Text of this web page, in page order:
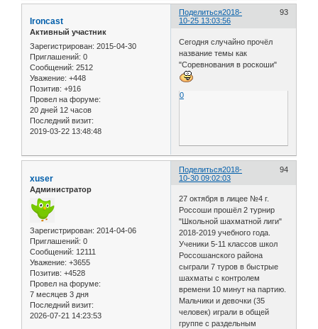
Поделиться 93
2018-
10-25 13:03:56
Ironcast
Активный участник
Зарегистрирован: 2015-04-30
Приглашений: 0
Сообщений: 2512
Уважение: +448
Позитив: +916
Провел на форуме:
20 дней 12 часов
Последний визит:
2019-03-22 13:48:48
Сегодня случайно прочёл
название темы как
"Соревнования в роскоши"
0
Поделиться 94
2018-
10-30 09:02:03
xuser
Администратор
Зарегистрирован: 2014-04-06
Приглашений: 0
Сообщений: 12111
Уважение: +3655
Позитив: +4528
Провел на форуме:
7 месяцев 3 дня
Последний визит:
2026-07-21 14:23:53
27 октября в лицее №4 г.
Россоши прошёл 2 турнир
"Школьной шахматной лиги"
2018-2019 учебного года.
Ученики 5-11 классов школ
Россошанского района
сыграли 7 туров в быстрые
шахматы с контролем
времени 10 минут на партию.
Мальчики и девочки (35
человек) играли в общей
группе с раздельным